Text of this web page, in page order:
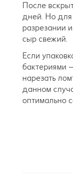
После
дней. Но для
разрезании
сыр свежий.
Если
бактериями
нарезать
данном
оптимально